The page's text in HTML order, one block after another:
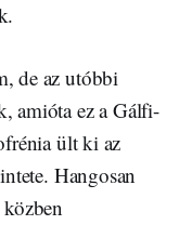
de az utóbbi
amióta ez a Gálfi-
ült ki az
Hangosan